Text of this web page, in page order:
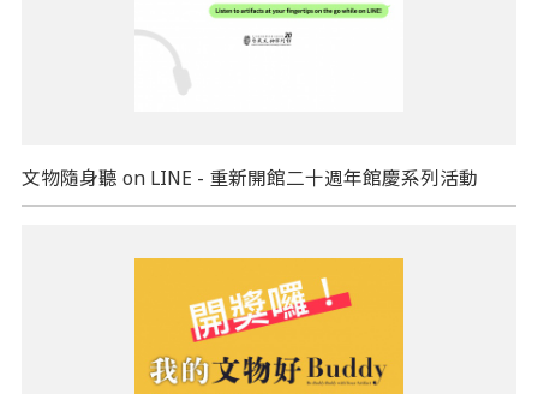
文物隨身聽 on LINE - 重新開館二十週年館慶系列活動